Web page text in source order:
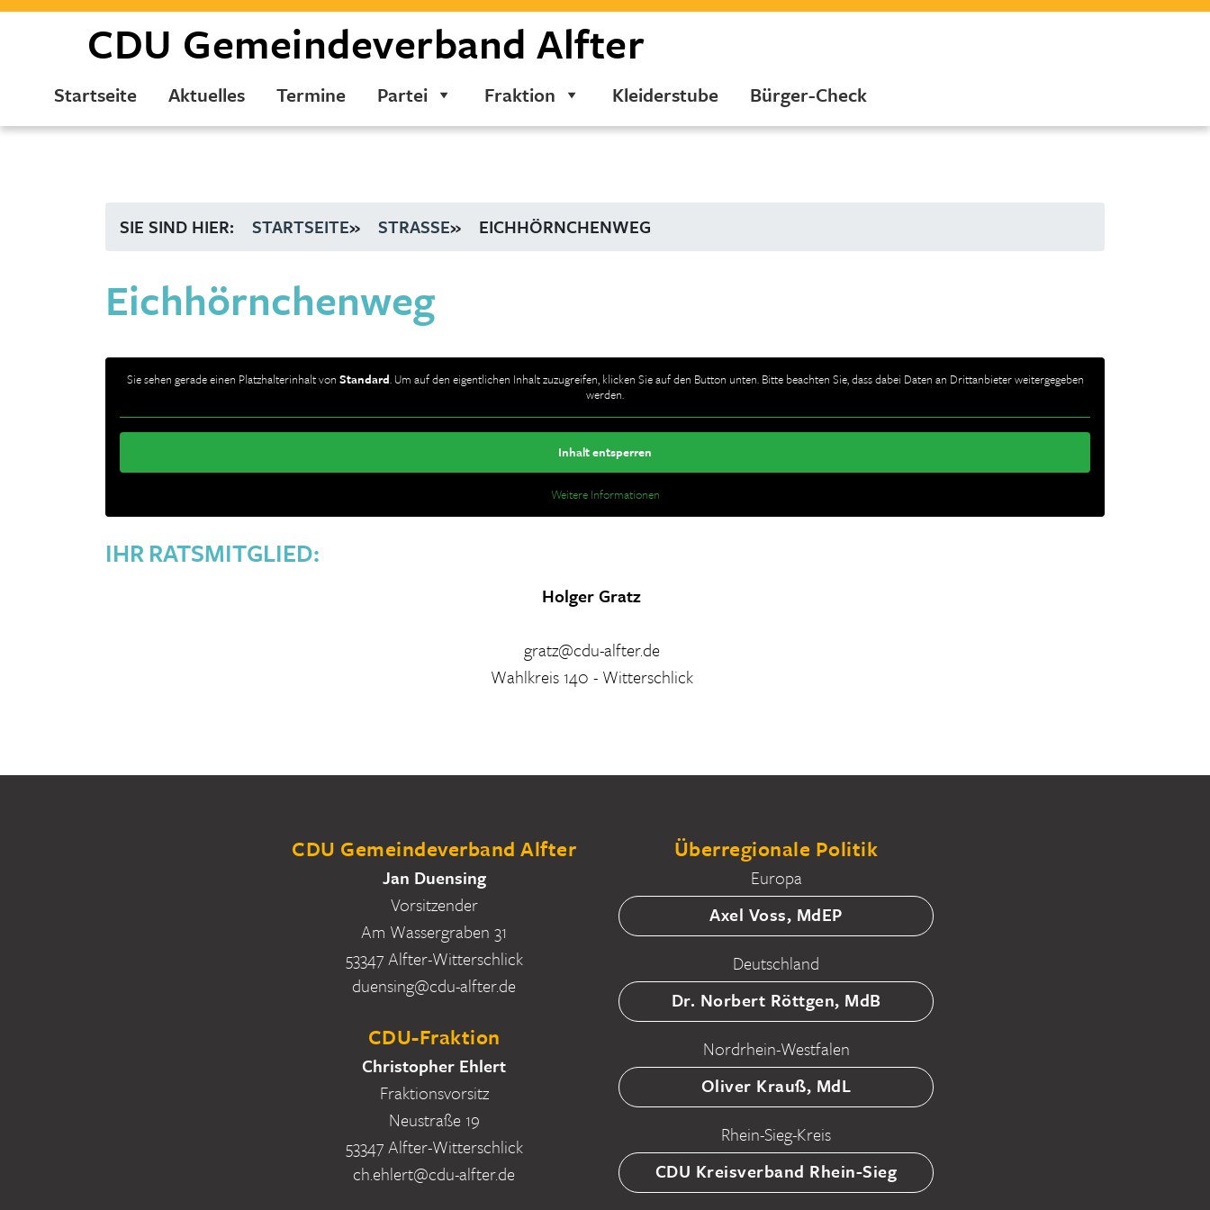
CDU Gemeindeverband Alfter
Startseite Aktuelles Termine Partei Fraktion Kleiderstube Bürger-Check
SIE SIND HIER: STARTSEITE» STRASSE » EICHHÖRNCHENWEG
Eichhörnchenweg
Sie sehen gerade einen Platzhalterinhalt von Standard. Um auf den eigentlichen Inhalt zuzugreifen, klicken Sie auf den Button unten. Bitte beachten Sie, dass dabei Daten an Drittanbieter weitergegeben
werden.
Inhalt entsperren
Weitere Informationen
IHR RATSMITGLIED:
Holger Gratz
gratz@cdu-alfter.de
Wahlkreis 140 - Witterschlick
CDU Gemeindeverband Alfter
Jan Duensing
Vorsitzender
Am Wassergraben 31
53347 Alfter-Witterschlick
duensing@cdu-alfter.de
CDU-Fraktion
Christopher Ehlert
Fraktionsvorsitz
Neustraße 19
53347 Alfter-Witterschlick
ch.ehlert@cdu-alfter.de
Überregionale Politik
Europa
Axel Voss, MdEP
Deutschland
Dr. Norbert Röttgen, MdB
Nordrhein-Westfalen
Oliver Krauß, MdL
Rhein-Sieg-Kreis
CDU Kreisverband Rhein-Sieg